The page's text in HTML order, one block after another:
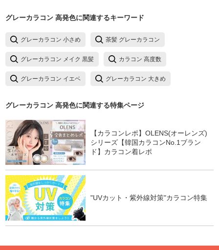
グレーカラコン 高発色に関連するキーワード
グレーカラコン 小さめ 茶髪 グレーカラコン
グレーカラコン メイク 黒髪 カラコン 高度数
グレーカラコン イエベ グレーカラコン 大きめ
グレーカラコン 高発色に関連する特集ページ
【カラコンレポ】OLENS(オーレンズ)
シリーズ【韓国カラコンNo.1ブラン
ド】カラコン着レポ
"UVカット・紫外線対策"カラコン特集